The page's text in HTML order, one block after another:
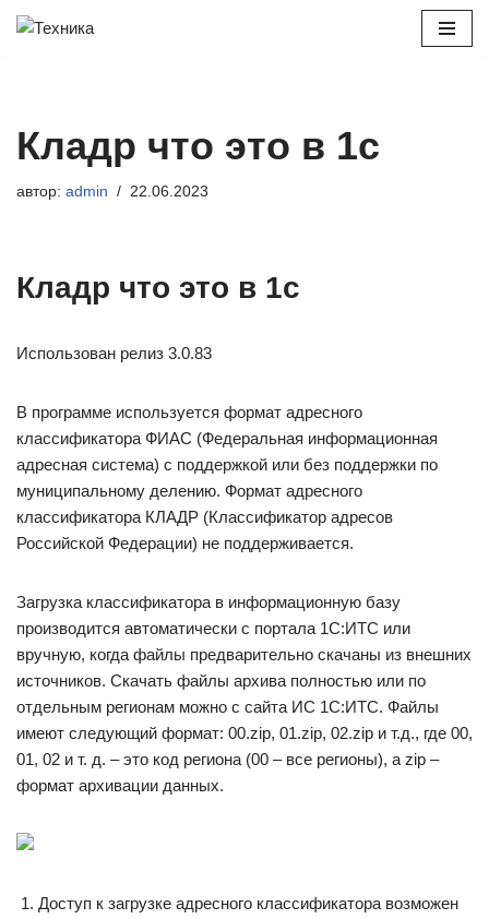
Кладр что это в 1с
автор: admin 22.06.2023
Кладр что это в 1с
Использован релиз 3.0.83
В программе используется формат адресного
классификатора ФИАС (Федеральная информационная
адресная система) с поддержкой или без поддержки по
муниципальному делению. Формат адресного
классификатора КЛАДР (Классификатор адресов
Российской Федерации) не поддерживается.
Загрузка классификатора в информационную базу
производится автоматически с портала 1С:ИТС или
вручную, когда файлы предварительно скачаны из внешних
источников. Скачать файлы архива полностью или по
отдельным регионам можно с сайта ИС 1С:ИТС. Файлы
имеют следующий формат: 00.zip, 01.zip, 02.zip и т.д., где 00,
01, 02 и т. д. – это код региона (00 – все регионы), а zip –
формат архивации данных.
Доступ к загрузке адресного классификатора возможен